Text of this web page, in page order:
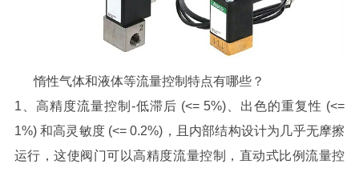
惰性气体和液体等流量控制 特点有哪些？
1、高精度流量控制-低滞后 (<= 5%)、出色的重复性 (<=
1%) 和高灵敏度 (<= 0.2%)，且内部结构设计为几乎无摩擦
运行，这使阀门可以高精度流量控制，直动式比例流量控